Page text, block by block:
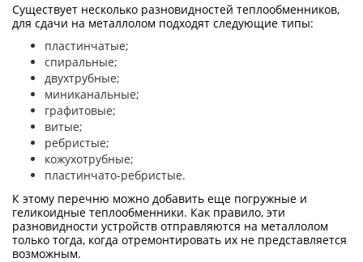
Существует несколько разновидностей теплообменников,
для сдачи на металлолом подходят следующие типы:
пластинчатые;
спиральные;
двухтрубные;
миниканальные;
графитовые;
витые;
ребристые;
кожухотрубные;
пластинчато-ребристые.
К этому перечню можно добавить еще погружные и
геликоидные теплообменники. Как правило, эти
разновидности устройств отправляются на металлолом
только тогда, когда отремонтировать их не представляется
возможным.